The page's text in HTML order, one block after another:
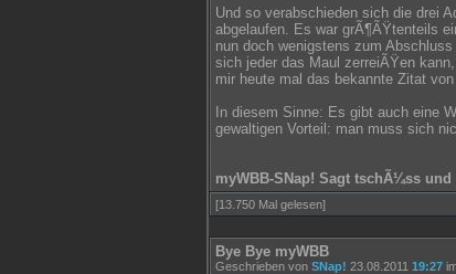
Und so verabschieden sich die drei
abgelaufen. Es war grÃ¶ÃŸtenteils
nun doch wenigstens zum
sich jeder das Maul zerreiÃŸen
mir heute mal das bekannte Zitat
In diesem Sinne: Es gibt auch eine
gewaltigen Vorteil: man muss sich
myWBB-SNap! Sagt tschÃ¼ss und
[13.750 Mal gelesen]
Bye Bye myWBB
Geschrieben von SNap! 23.08.2011 19:27